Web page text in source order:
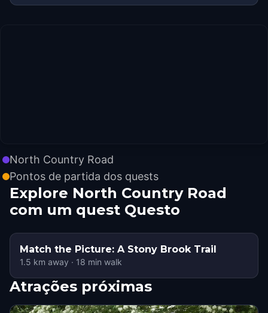
North Country Road
Pontos de partida dos quests
Explore North Country Road
com um quest Questo
Match the Picture: A Stony Brook Trail
1.5 km away · 18 min walk
Atrações próximas